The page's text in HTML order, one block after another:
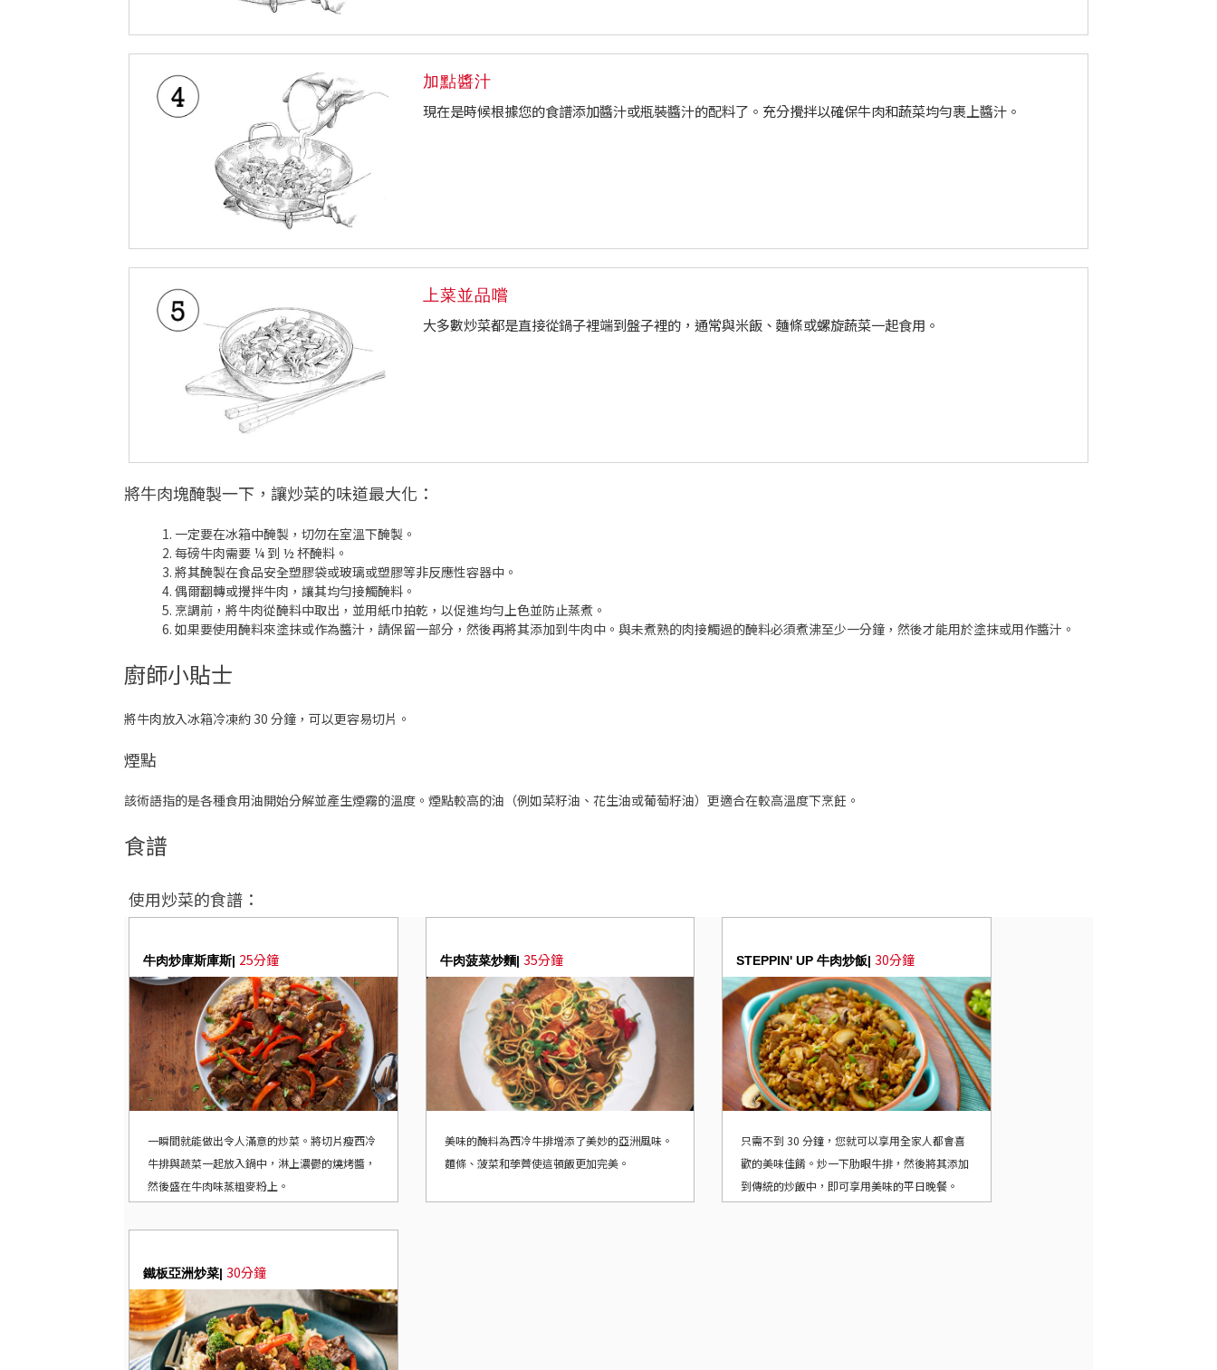
加點醬汁
現在是時候根據您的食譜添加醬汁或瓶裝醬汁的配料了。充分攪拌以確保牛肉和蔬菜均勻裹上醬汁。
上菜並品嚐
大多數炒菜都是直接從鍋子裡端到盤子裡的，通常與米飯、麵條或螺旋蔬菜一起食用。
將牛肉塊醃製一下，讓炒菜的味道最大化：
一定要在冰箱中醃製，切勿在室溫下醃製。
每磅牛肉需要 ¼ 到 ½ 杯醃料。
將其醃製在食品安全塑膠袋或玻璃或塑膠等非反應性容器中。
偶爾翻轉或攪拌牛肉，讓其均勻接觸醃料。
烹調前，將牛肉從醃料中取出，並用紙巾拍乾，以促進均勻上色並防止蒸煮。
如果要使用醃料來塗抹或作為醬汁，請保留一部分，然後再將其添加到牛肉中。與未煮熟的肉接觸過的醃料必須煮沸至少一分鐘，然後才能用於塗抹或用作醬汁。
廚師小貼士
將牛肉放入冰箱冷凍約 30 分鐘，可以更容易切片。
煙點
該術語指的是各種食用油開始分解並產生煙霧的溫度。煙點較高的油（例如菜籽油、花生油或葡萄籽油）更適合在較高溫度下烹飪。
食譜
使用炒菜的食譜：
牛肉炒庫斯庫斯| 25分鐘
一瞬間就能做出令人滿意的炒菜。將切片瘦西冷
牛排與蔬菜一起放入鍋中，淋上濃鬱的燒烤醬，
然後盛在牛肉味蒸粗麥粉上。
牛肉菠菜炒麵| 35分鐘
美味的醃料為西冷牛排增添了美妙的亞洲風味。
麵條、菠菜和荸薺使這頓飯更加完美。
STEPPIN' UP 牛肉炒飯| 30分鐘
只需不到 30 分鐘，您就可以享用全家人都會喜
歡的美味佳餚。炒一下肋眼牛排，然後將其添加
到傳統的炒飯中，即可享用美味的平日晚餐。
鐵板亞洲炒菜| 30分鐘